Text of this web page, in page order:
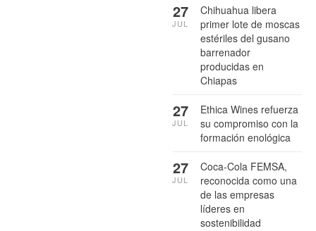
Chihuahua libera
primer lote de moscas
estériles del gusano
barrenador
producidas en
Chiapas
27
JUL
Ethica Wines refuerza
su compromiso con la
formación enológica
27
JUL
Coca-Cola FEMSA,
reconocida como una
de las empresas
líderes en
sostenibilidad
27
JUL